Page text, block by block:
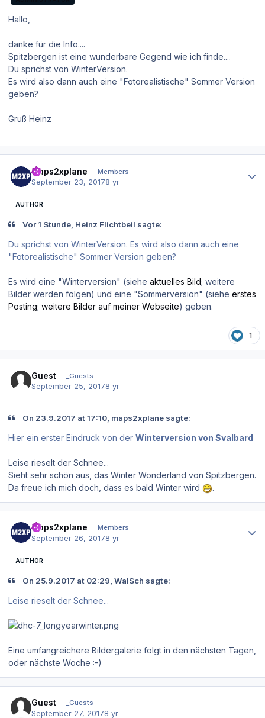
Hallo,
danke für die Info....
Spitzbergen ist eine wunderbare Gegend wie ich finde....
Du sprichst von WinterVersion.
Es wird also dann auch eine "Fotorealistische" Sommer Version
geben?
Gruß Heinz
maps2xplane Members
September 23, 20178 yr
AUTHOR
Vor 1 Stunde, Heinz Flichtbeil sagte:
Du sprichst von WinterVersion. Es wird also dann auch eine
"Fotorealistische" Sommer Version geben?
Es wird eine "Winterversion" (siehe aktuelles Bild; weitere
Bilder werden folgen) und eine "Sommerversion" (siehe erstes
Posting; weitere Bilder auf meiner Webseite) geben.
1
Guest _Guests
September 25, 20178 yr
On 23.9.2017 at 17:10, maps2xplane sagte:
Hier ein erster Eindruck von der Winterversion von Svalbard
Leise rieselt der Schnee...
Sieht sehr schön aus, das Winter Wonderland von Spitzbergen.
Da freue ich mich doch, dass es bald Winter wird
.
maps2xplane Members
September 26, 20178 yr
AUTHOR
On 25.9.2017 at 02:29, WalSch sagte:
Leise rieselt der Schnee...
Eine umfangreichere Bildergalerie folgt in den nächsten Tagen,
oder nächste Woche :-)
Guest _Guests
September 27, 20178 yr